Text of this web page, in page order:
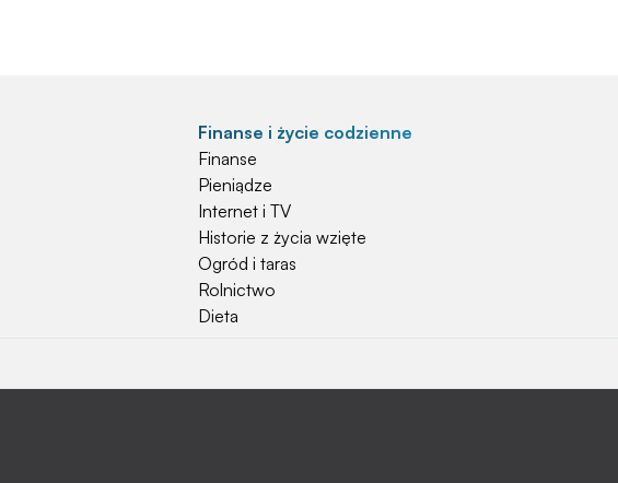
Finanse i życie codzienne
Finanse
Pieniądze
Internet i TV
Historie z życia wzięte
Ogród i taras
Rolnictwo
Dieta
Najchętniej czytane